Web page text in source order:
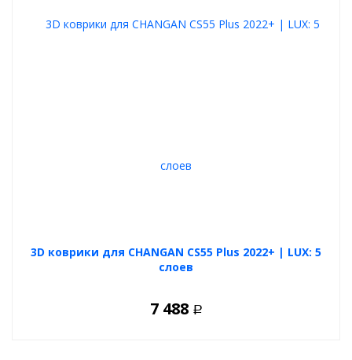
3D коврики для CHANGAN CS55 Plus 2022+ | LUX: 5
слоев
7 488 Р